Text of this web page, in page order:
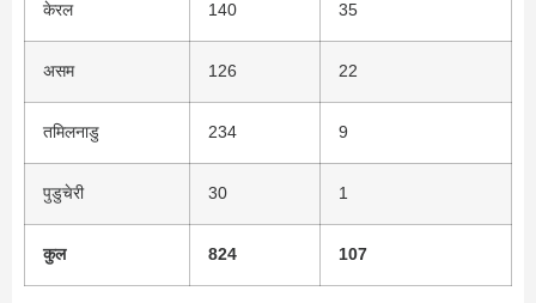
केरल 140 35
असम 126 22
तमिलनाडु 234 9
पुडुचेरी 30 1
कुल 824 107